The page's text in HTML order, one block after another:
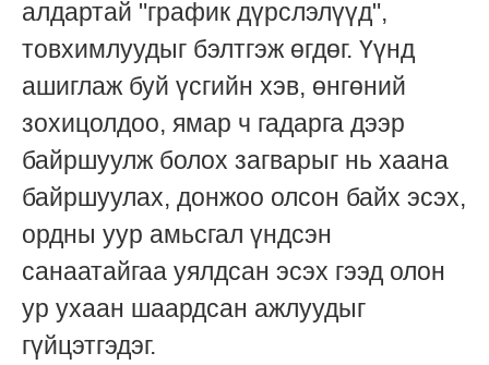
алдартай "график дүрслэлүүд",
товхимлуудыг бэлтгэж өгдөг. Үүнд
ашиглаж буй үсгийн хэв, өнгөний
зохицолдоо, ямар ч гадарга дээр
байршуулж болох загварыг нь хаана
байршуулах, донжоо олсон байх эсэх,
ордны уур амьсгал үндсэн
санаатайгаа уялдсан эсэх гээд олон
ур ухаан шаардсан ажлуудыг
гүйцэтгэдэг.